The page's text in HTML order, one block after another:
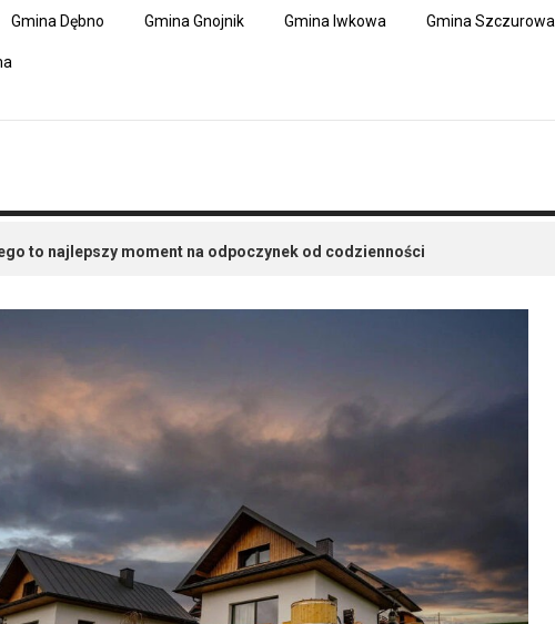
Gmina Dębno Gmina Gnojnik Gmina Iwkowa Gmina Szczurowa
to najlepszy moment na odpoczynek od codzienności